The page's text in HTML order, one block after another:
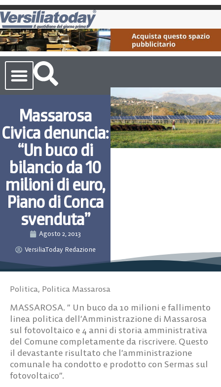
Massarosa
Civica denuncia:
“Un buco di
bilancio da 10
milioni di euro,
Piano di Conca
svenduta”
Agosto 2, 2013
VersiliaToday Redazione
Politica, Politica Massarosa
MASSAROSA. ” Un buco da 10 milioni e fallimento
linea politica dell’Amministrazione di Massarosa
sul fotovoltaico e 4 anni di storia amministrativa
del Comune completamente da riscrivere. Questo
il devastante risultato che l’amministrazione
comunale ha condotto e prodotto con Sermas sul
fotovoltaico”.